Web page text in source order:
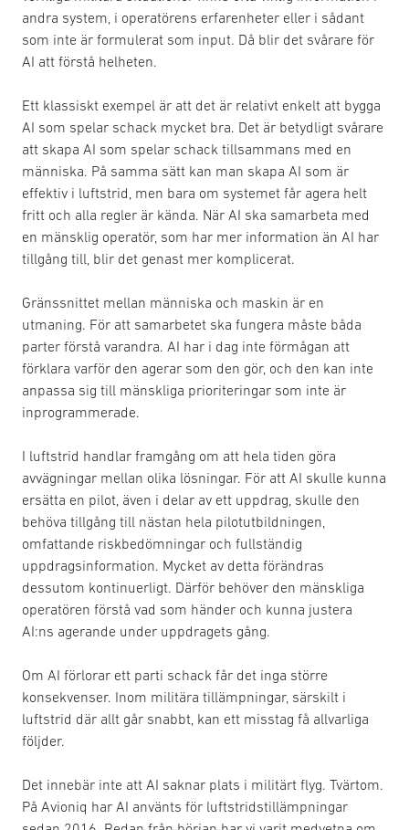
andra system, i operatörens erfarenheter eller i sådant
som inte är formulerat som input. Då blir det svårare för
AI att förstå helheten.
Ett klassiskt exempel är att det är relativt enkelt att bygga
AI som spelar schack mycket bra. Det är betydligt svårare
att skapa AI som spelar schack tillsammans med en
människa. På samma sätt kan man skapa AI som är
effektiv i luftstrid, men bara om systemet får agera helt
fritt och alla regler är kända. När AI ska samarbeta med
en mänsklig operatör, som har mer information än AI har
tillgång till, blir det genast mer komplicerat.
Gränssnittet mellan människa och maskin är en
utmaning. För att samarbetet ska fungera måste båda
parter förstå varandra. AI har i dag inte förmågan att
förklara varför den agerar som den gör, och den kan inte
anpassa sig till mänskliga prioriteringar som inte är
inprogrammerade.
I luftstrid handlar framgång om att hela tiden göra
avvägningar mellan olika lösningar. För att AI skulle kunna
ersätta en pilot, även i delar av ett uppdrag, skulle den
behöva tillgång till nästan hela pilotutbildningen,
omfattande riskbedömningar och fullständig
uppdragsinformation. Mycket av detta förändras
dessutom kontinuerligt. Därför behöver den mänskliga
operatören förstå vad som händer och kunna justera
AI:ns agerande under uppdragets gång.
Om AI förlorar ett parti schack får det inga större
konsekvenser. Inom militära tillämpningar, särskilt i
luftstrid där allt går snabbt, kan ett misstag få allvarliga
följder.
Det innebär inte att AI saknar plats i militärt flyg. Tvärtom.
På Avioniq har AI använts för luftstridstillämpningar